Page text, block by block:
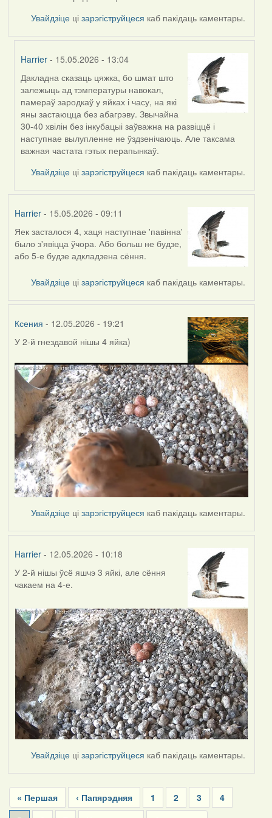
Увайдзіце цізарэгіструйцеся каб пакідаць каментары.
Harrier - 15.05.2026 - 13:04
In
reply
to
by
Burry
Дакладна сказаць цяжка, бо шмат што
залежыць ад тэмпературы навокал,
памераў зародкаў у яйках і часу, на які
яны застаюцца без абагрэву. Звычайна
30-40 хвілін без інкубацыі заўважна на развіццё і
наступнае вылупленне не ўздзенічаюць. Але таксама
важная частата гэтых перапынкаў.
Увайдзіце цізарэгіструйцеся каб пакідаць каментары.
Harrier- 15.05.2026 - 09:11
Яек засталося 4, хаця наступнае 'павінна'
было з'явіцца ўчора. Або больш не будзе,
або 5-е будзе адкладзена сёння.
Увайдзіце цізарэгіструйцеся каб пакідаць каментары.
Ксения - 12.05.2026 - 19:21
У 2-й гнездавой нішы 4 яйка)
Увайдзіце цізарэгіструйцеся каб пакідаць каментары.
Harrier- 12.05.2026 - 10:18
У 2-й нішы ўсё яшчэ 3 яйкі, але сёння
чакаем на 4-е.
Увайдзіце цізарэгіструйцеся каб пакідаць каментары.
Pagination
First
page
« Першая
Previous
page
‹ Папярэдняя Page
1 Page
2 Page
3 Page
4